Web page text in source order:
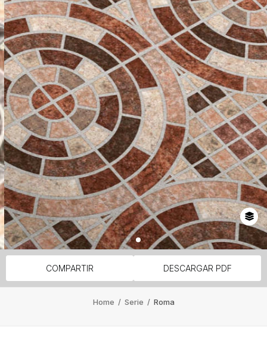
COMPARTIR DESCARGAR PDF
Home / Serie / Roma